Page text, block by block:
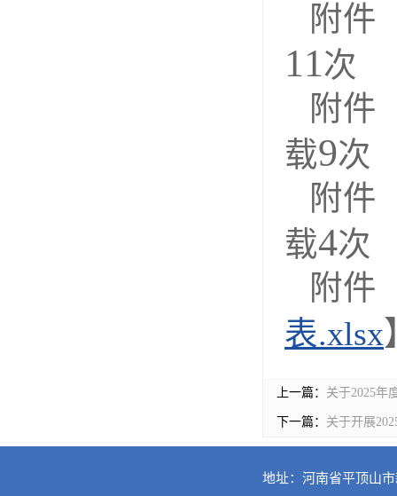
附件
11次
附件
载9次
附件
载4次
附件
表.xlsx
上一篇： 关于2025年
下一篇： 关于开展
地址：河南省平顶山